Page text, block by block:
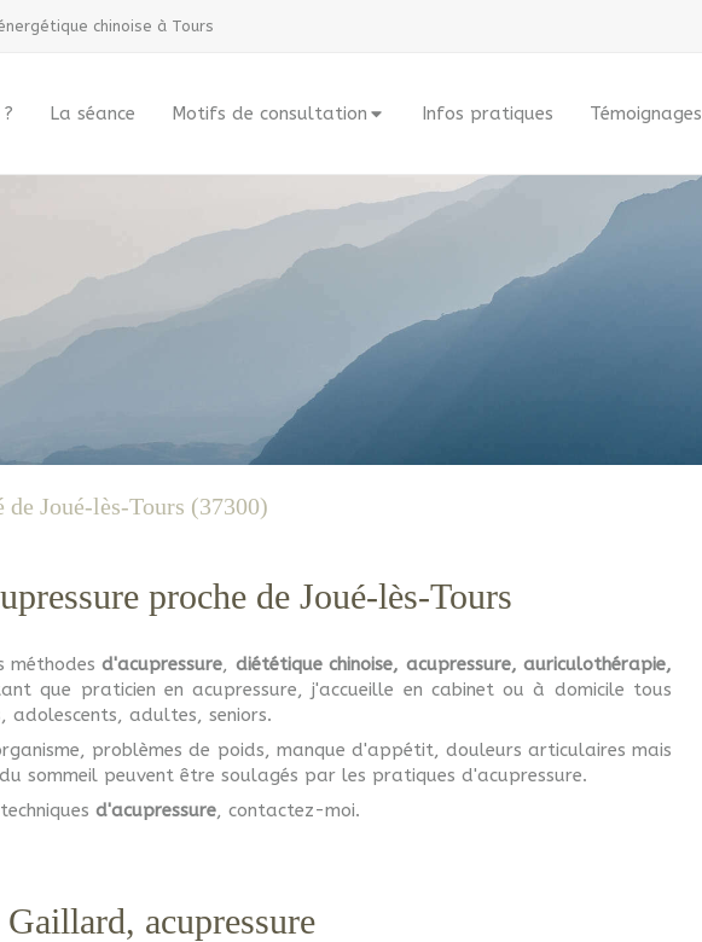
chinoise à Tours
La séance Motifs de consultation Infos pratiques Témoignages
Joué-lès-Tours (37300)
proche de Joué-lès-Tours
méthodes d'acupressure, diététique chinoise, acupressure, auriculothérapie,
que praticien en acupressure, j'accueille en cabinet ou à domicile tous
adultes, seniors.
problèmes de poids, manque d'appétit, douleurs articulaires mais
sommeil peuvent être soulagés par les pratiques d'acupressure.
d'acupressure, contactez-moi.
acupressure